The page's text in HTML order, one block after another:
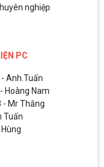
nghiệp
PC
Anh.Tuấn
Hoàng Nam
- Mr Thắng
Tuấn